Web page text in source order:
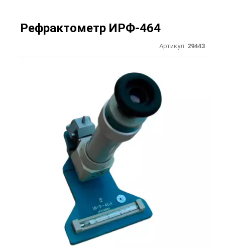
Рефрактометр ИРФ-464
Артикул: 29443